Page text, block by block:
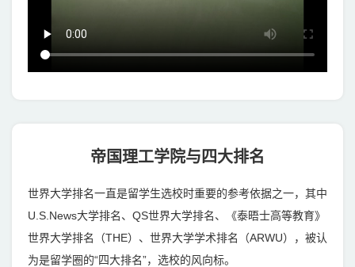
帝国理工学院与四大排名
世界大学排名一直是留学生选校时重要的参考依据之一，其中
U.S.News大学排名、QS世界大学排名、《泰晤士高等教育》
世界大学排名（THE）、世界大学学术排名（ARWU），被认
为是留学圈的“四大排名”，选校的风向标。